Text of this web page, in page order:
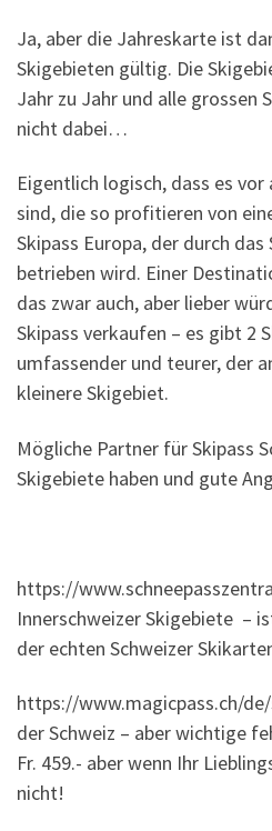
Ja, aber die Jahreskarte ist
Skigebieten gültig. Die
Jahr zu Jahr und alle grossen
nicht dabei…
Eigentlich logisch, dass es
sind, die so profitieren von
Skipass Europa, der durch
betrieben wird. Einer
das zwar auch, aber lieber
Skipass verkaufen – es gibt 2
umfassender und teurer, der
kleinere Skigebiet.
Mögliche Partner für Skipass
Skigebiete haben und gute
https://
Innerschweizer Skigebiete –
der echten Schweizer
https://www.magicpass.ch/
der Schweiz – aber wichtige
Fr. 459.- aber wenn Ihr
nicht!